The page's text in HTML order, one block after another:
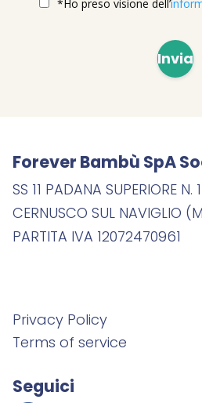
*Ho preso visione dell’
Invia
Forever Bambù SpA
SS 11 PADANA SUPERIORE
CERNUSCO SUL NAVIGLIO
PARTITA IVA 12072470961
Privacy Policy
Terms of service
Seguici